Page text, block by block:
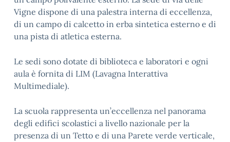
Vigne dispone di una palestra interna di eccellenza,
di un campo di calcetto in erba sintetica esterno e di
una pista di atletica esterna.
Le sedi sono dotate di biblioteca e laboratori e ogni
aula è fornita di LIM (Lavagna Interattiva
Multimediale).
La scuola rappresenta un’eccellenza nel panorama
degli edifici scolastici a livello nazionale per la
presenza di un Tetto e di una Parete verde verticale,